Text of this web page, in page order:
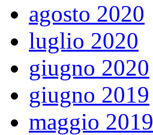
agosto 2020
luglio 2020
giugno 2020
giugno 2019
maggio 2019